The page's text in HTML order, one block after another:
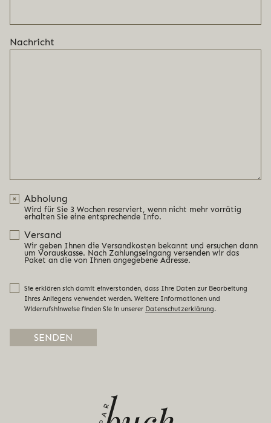
Nachricht
Abholung
Wird für Sie 3 Wochen reserviert, wenn nicht mehr vorrätig
erhalten Sie eine entsprechende Info.
Versand
Wir geben Ihnen die Versandkosten bekannt und ersuchen dann
um Vorauskasse. Nach Zahlungseingang versenden wir das
Paket an die von Ihnen angegebene Adresse.
Sie erklären sich damit einverstanden, dass Ihre Daten zur Bearbeitung
Ihres Anliegens verwendet werden. Weitere Informationen und
Widerrufshinweise finden Sie in unserer Datenschutzerklärung.